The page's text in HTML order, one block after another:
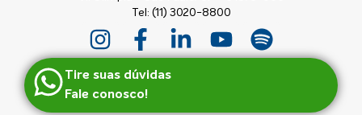
Tel: (11) 3020-8800
Tire suas dúvidas
Fale conosco!